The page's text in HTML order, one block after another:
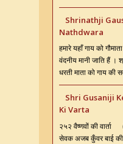
Shrinathji
Nathdwara
हमारे यहाँ गाय को
वंदनीय मानी जाति हैं ।
धरती माता को गाय की
Shri Gusaniji
Ki Varta
२५२ वैष्णवों की वार्ता
सेवक अजब कुँवर बाई की